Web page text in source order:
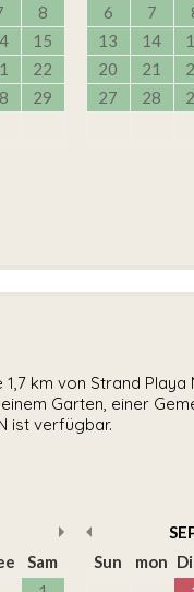
8
15
22
29
6
7
13
14
20
21
27
28
1,7 km von Strand
Garten, einer
ist verfügbar.
Sam
Sun
mon